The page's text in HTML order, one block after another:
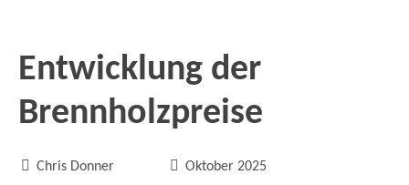
Entwicklung der
Brennholzpreise
 Chris Donner  Oktober 2025